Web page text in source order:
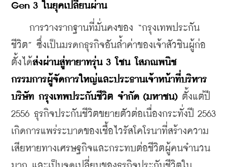
Gen 3 ในยุคเปลี่ยนผ่าน
การวางรากฐานที่มั่นคงของ “กรุงเทพประกัน
ชีวิต” ซึ่งเป็นมรดกธุรกิจอันล้ำค่าของเจ้าสัวชินผู้ก่อ
ตั้งได้ส่งผ่านสู่ทายาทรุ่น 3 โชน โสภณพนิช
กรรมการผู้จัดการใหญ่และประธานเจ้าหน้าที่บริหาร
บริษัท กรุงเทพประกันชีวิต จำกัด (มหาชน) ตั้งแต่ปี
2556 ธุรกิจประกันชีวิตขยายตัวต่อเนื่องกระทั่งปี 2563
เกิดการแพร่ระบาดของเชื้อ ไวรัสโคโรนาที่สร้างความ
เสียหายทางเศรษฐกิจและกระทบต่อชีวิตผู้คนจำนวน